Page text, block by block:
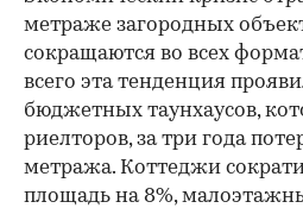
метраже загородных
сокращаются во всех
всего эта тенденция
бюджетных таунхаусов,
риелторов, за три года
метража. Коттеджи
площадь на 8%,